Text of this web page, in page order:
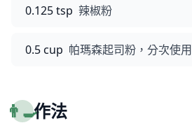
0.125 tsp 辣椒粉
0.5 cup 帕瑪森起司粉，分次使用
👨‍🍳作法